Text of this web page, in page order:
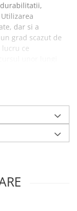
durabilitatii,
dar si a
grad scazut de
lucru ce
plate din
mai bun
conectori.
pentru
sau